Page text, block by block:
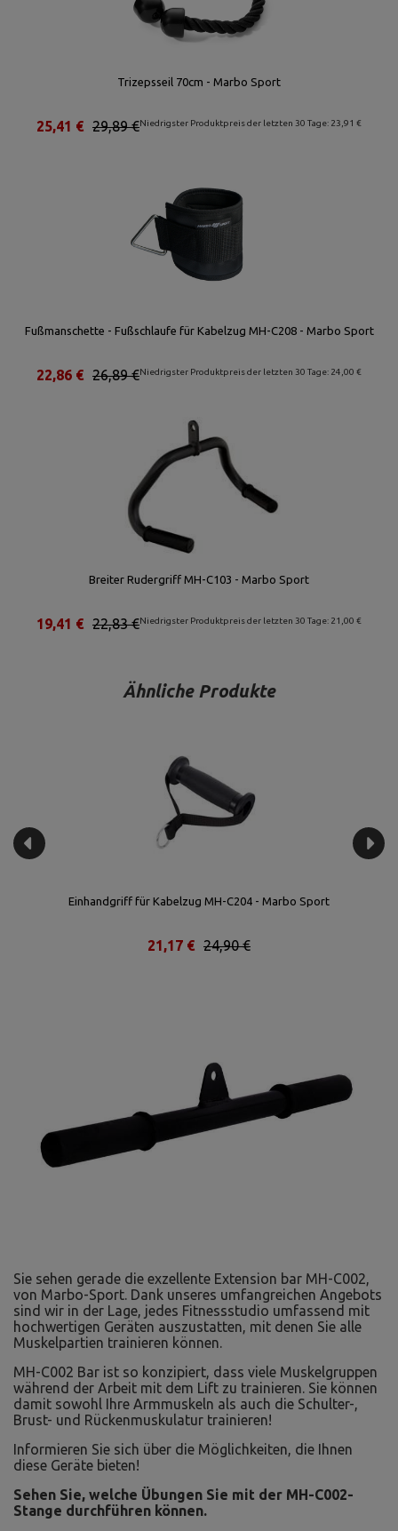
Trizepsseil 70cm - Marbo Sport
Niedrigster Produktpreis der letzten 30 Tage: 23,91 €
29,89 €
25,41 €
Fußmanschette - Fußschlaufe für Kabelzug MH-C208 - Marbo Sport
Niedrigster Produktpreis der letzten 30 Tage: 24,00 €
26,89 €
22,86 €
Breiter Rudergriff MH-C103 - Marbo Sport
Niedrigster Produktpreis der letzten 30 Tage: 21,00 €
22,83 €
19,41 €
Ähnliche Produkte
Einhandgriff für Kabelzug MH-C204 - Marbo Sport
24,90 €
21,17 €
Sie sehen gerade die exzellente Extension bar MH-C002,
von Marbo-Sport. Dank unseres umfangreichen Angebots
sind wir in der Lage, jedes Fitnessstudio umfassend mit
hochwertigen Geräten auszustatten, mit denen Sie alle
Muskelpartien trainieren können.
MH-C002 Bar ist so konzipiert, dass viele Muskelgruppen
während der Arbeit mit dem Lift zu trainieren. Sie können
damit sowohl Ihre Armmuskeln als auch die Schulter-,
Brust- und Rückenmuskulatur trainieren!
Informieren Sie sich über die Möglichkeiten, die Ihnen
diese Geräte bieten!
Sehen Sie, welche Übungen Sie mit der MH-C002-
Stange durchführen können.